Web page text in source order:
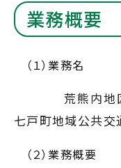
業務概要
（１）業務名
荒熊内地
七戸町地域公共交
（２）業務概要